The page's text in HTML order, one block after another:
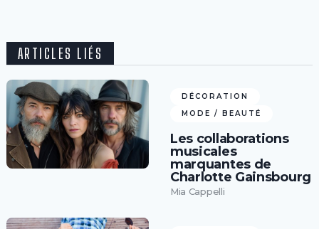
ARTICLES LIÉS
DÉCORATION
MODE / BEAUTÉ
Les collaborations
musicales
marquantes de
Charlotte Gainsbourg
Mia Cappelli